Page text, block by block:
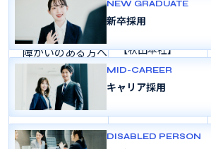
SDGSの取り組み
女性活躍推進
変革のあゆみ
インターンシップ＆キャリア
採用選考会
障がいのある方へ
よくある質問
採用パンフレット
NEW GRADUATE
新卒採用
MID-CAREER
キャリア採用
DISABLED PERSON
日 時 イベ ント名称
【秋田本社】
「バックオフィス
DX化プロジェクト
当社経費精算DXプ
ロジェクトの一員